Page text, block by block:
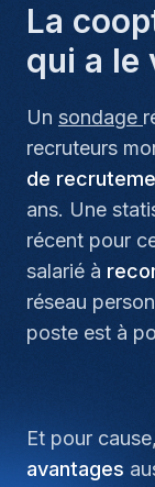
La
qui a le
Un sondage
recruteurs
de
ans. Une
récent pour
salarié à
réseau
poste est à
Et pour
avantages